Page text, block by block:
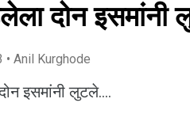
दोन
• Anil Kurghode
इसमांनी लुटले....